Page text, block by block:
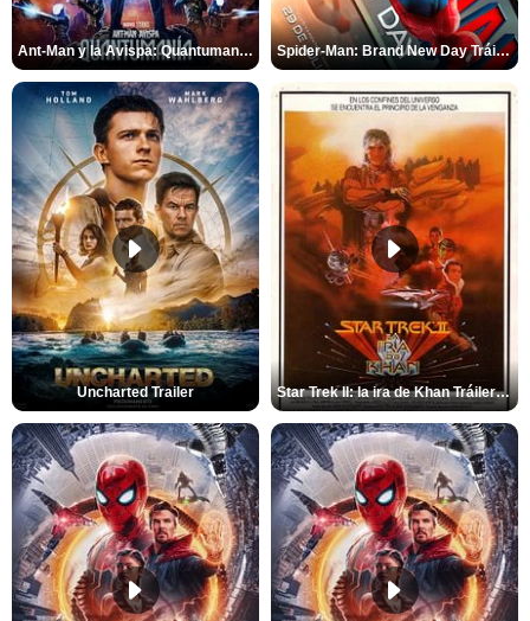
Ant-Man y la Avispa: Quantumanía Tráiler (2) Spider-Man: Brand New Day Tráiler (3)
Uncharted Trailer Star Trek II: la ira de Khan Tráiler VO